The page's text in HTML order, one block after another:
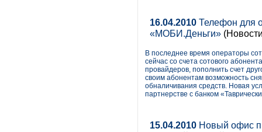
16.04.2010 Телефон для
«МОБИ.Деньги»
В последнее время операторы
сейчас со счета сотового
провайдеров, пополнить счет
своим абонентам возможность
обналичивания средств. Новая
партнерстве с банком
15.04.2010 Новый офис